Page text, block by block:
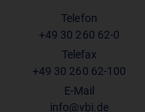
Telefon
+49 30 260 62-0
Telefax
+49 30 260 62-100
E-Mail
info@vbi.de